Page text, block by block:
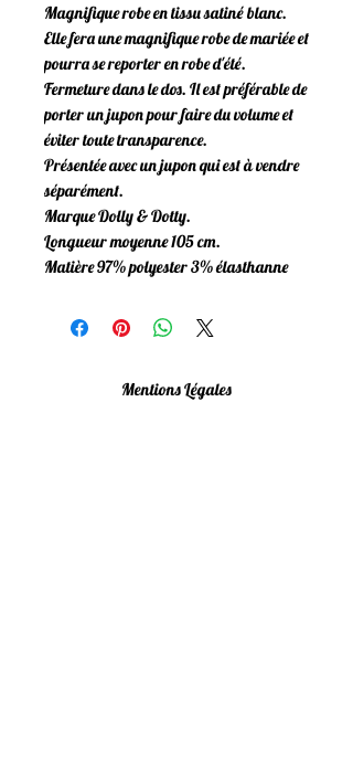
Magnifique robe en tissu satiné blanc.
Elle fera une magnifique robe de mariée et
pourra se reporter en robe d'été.
Fermeture dans le dos. Il est préférable de
porter un jupon pour faire du volume et
éviter toute transparence.
Présentée avec un jupon qui est à vendre
séparément.
Marque Dolly & Dotty.
Longueur moyenne 105 cm.
Matière 97% polyester 3% élasthanne
Mentions Légales